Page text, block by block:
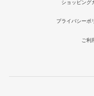
ショッピング
プライバシーポ
ご利